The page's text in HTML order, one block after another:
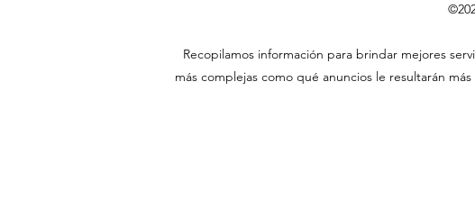
Recopilamos información para brindar mejores
más complejas como qué anuncios le resultarán